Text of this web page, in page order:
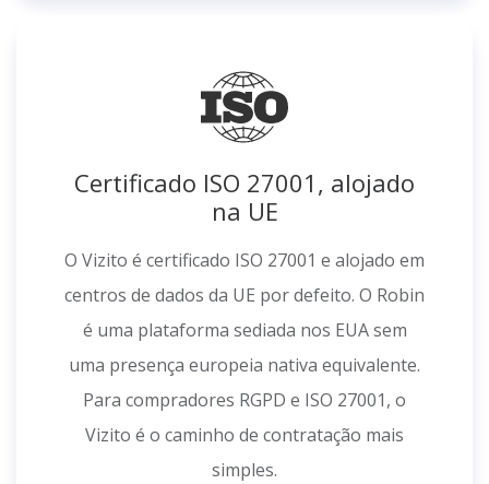
Certificado ISO 27001, alojado
na UE
O Vizito é certificado ISO 27001 e alojado em
centros de dados da UE por defeito. O Robin
é uma plataforma sediada nos EUA sem
uma presença europeia nativa equivalente.
Para compradores RGPD e ISO 27001, o
Vizito é o caminho de contratação mais
simples.